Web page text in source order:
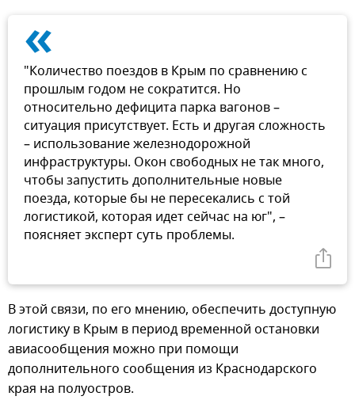
«
"Количество поездов в Крым по сравнению с
прошлым годом не сократится. Но
относительно дефицита парка вагонов –
ситуация присутствует. Есть и другая сложность
– использование железнодорожной
инфраструктуры. Окон свободных не так много,
чтобы запустить дополнительные новые
поезда, которые бы не пересекались с той
логистикой, которая идет сейчас на юг", –
поясняет эксперт суть проблемы.
В этой связи, по его мнению, обеспечить доступную
логистику в Крым в период временной остановки
авиасообщения можно при помощи
дополнительного сообщения из Краснодарского
края на полуостров.